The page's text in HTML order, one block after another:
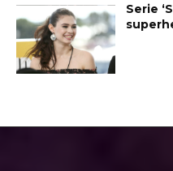
Serie